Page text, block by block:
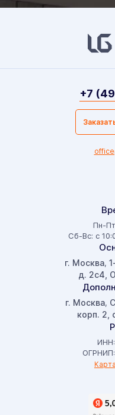
Пн-
Сб-Вс: с
г. Москва,
д. 2с4,
г. Москва,
корп. 2,
+7